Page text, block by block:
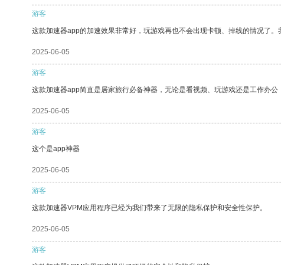
游客
这款加速器app的加速效果非常好，玩游戏再也不会出现卡顿、掉线的情况了
2025-06-05
游客
这款加速器app简直是居家旅行必备神器，无论是看视频、玩游戏还是工作办公
2025-06-05
游客
这个是app神器
2025-06-05
游客
这款加速器VPM应用程序已经为我们带来了无限的隐私保护和安全性保护。
2025-06-05
游客